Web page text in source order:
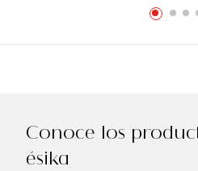
Conoce los
ésika